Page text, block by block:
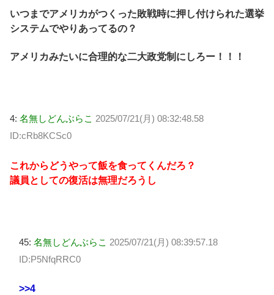
いつまでアメリカがつくった敗戦時に押し付けられた選挙
システムでやりあってるの？
アメリカみたいに合理的な二大政党制にしろー！！！
4: 名無しどんぶらこ 2025/07/21(月) 08:32:48.58
ID:cRb8KCSc0
これからどうやって飯を食ってくんだろ？
議員としての復活は無理だろうし
45: 名無しどんぶらこ 2025/07/21(月) 08:39:57.18
ID:P5NfqRRC0
>>4